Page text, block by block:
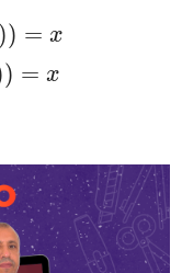
)) = x
= x